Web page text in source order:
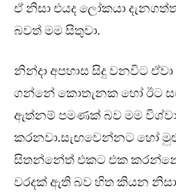
ඒ නිසා එයද ලෝකයා
බවත් මම සිතුවා.
නින්දා අපහාස සිදු වනවිට
ගන්නේ කොතැනක හෝ ඊට
ඇත්නම් පමණක් බව මම
කරනවා.සැඟවෙන්නට හෝ
සිතන්නේත් එකට එක
වරදක් ඇති බව හිත කියන නිසා